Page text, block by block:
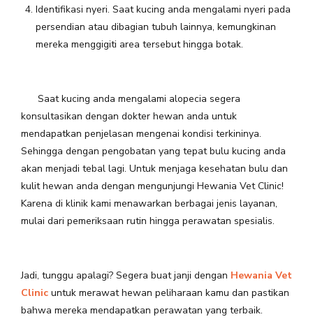
Identifikasi nyeri. Saat kucing anda mengalami nyeri pada
persendian atau dibagian tubuh lainnya, kemungkinan
mereka menggigiti area tersebut hingga botak.
Saat kucing anda mengalami alopecia segera
konsultasikan dengan dokter hewan anda untuk
mendapatkan penjelasan mengenai kondisi terkininya.
Sehingga dengan pengobatan yang tepat bulu kucing anda
akan menjadi tebal lagi. Untuk menjaga kesehatan bulu dan
kulit hewan anda dengan mengunjungi Hewania Vet Clinic!
Karena di klinik kami menawarkan berbagai jenis layanan,
mulai dari pemeriksaan rutin hingga perawatan spesialis.
Jadi, tunggu apalagi? Segera buat janji dengan Hewania Vet
Clinic untuk merawat hewan peliharaan kamu dan pastikan
bahwa mereka mendapatkan perawatan yang terbaik.